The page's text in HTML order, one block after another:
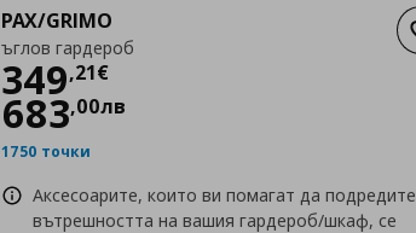
PAX/GRIMO
ъглов гардероб
349,21€
Цена
683,00лв
1750 точки
Аксесоарите, които ви помагат да подредите
вътрешността на вашия гардероб/шкаф, се